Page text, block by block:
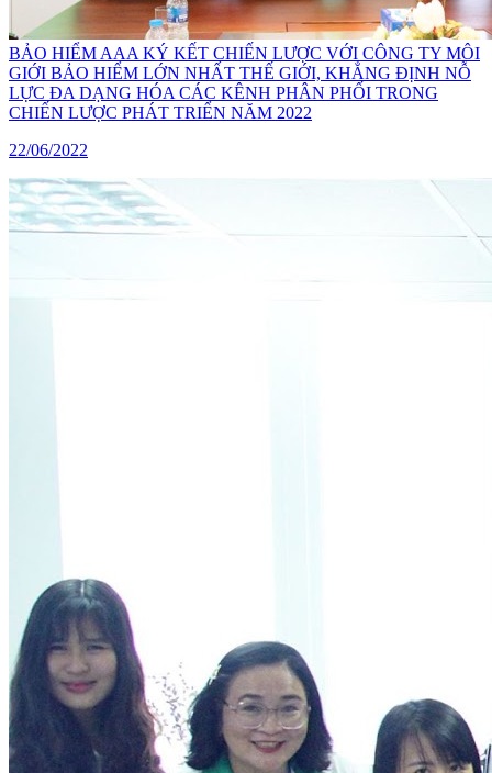
BẢO HIỂM AAA KÝ KẾT CHIẾN LƯỢC VỚI CÔNG TY MÔI
GIỚI BẢO HIỂM LỚN NHẤT THẾ GIỚI, KHẲNG ĐỊNH NỖ
LỰC ĐA DẠNG HÓA CÁC KÊNH PHÂN PHỐI TRONG
CHIẾN LƯỢC PHÁT TRIỂN NĂM 2022
22/06/2022